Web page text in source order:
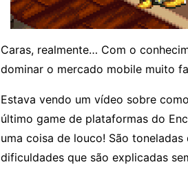
Caras, realmente… Com o
dominar o mercado mobile muito
Estava vendo um vídeo sobre
último game de plataformas do
uma coisa de louco! São
dificuldades que são explicadas